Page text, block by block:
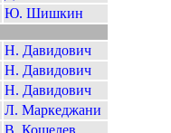
Ю. Шишкин
Н. Давидович
Н. Давидович
Н. Давидович
Л. Маркеджани